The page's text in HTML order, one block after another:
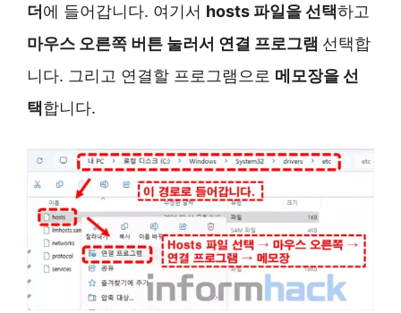
더에 들어갑니다. 여기서 hosts 파일을 선택하고
마우스 오른쪽 버튼 눌러서 연결 프로그램 선택합
니다. 그리고 연결할 프로그램으로 메모장을 선
택합니다.